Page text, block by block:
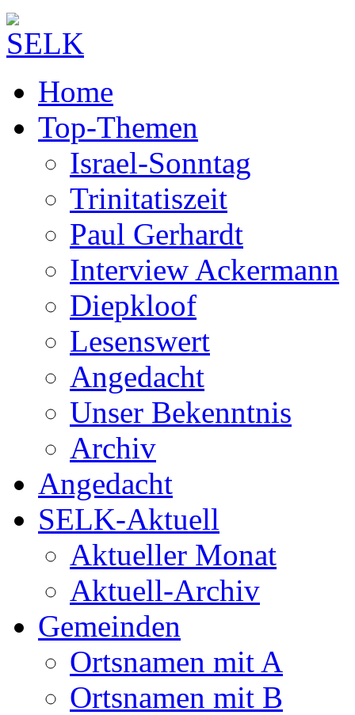
Home
Top-Themen
Israel-Sonntag
Trinitatiszeit
Paul Gerhardt
Interview Ackermann
Diepkloof
Lesenswert
Angedacht
Unser Bekenntnis
Archiv
Angedacht
SELK-Aktuell
Aktueller Monat
Aktuell-Archiv
Gemeinden
Ortsnamen mit A
Ortsnamen mit B